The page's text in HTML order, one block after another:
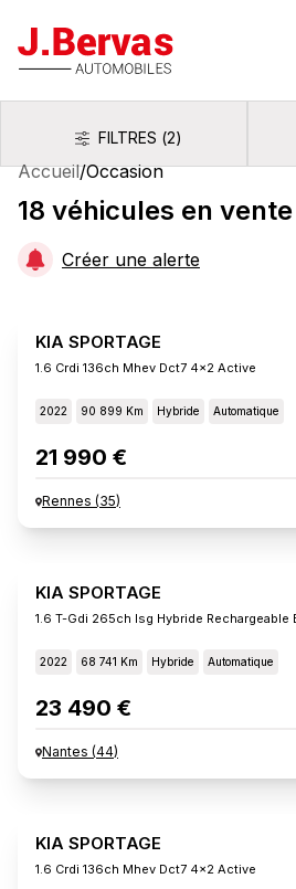
J.Bervas
FiltresFILTRES (2)
Accueil/Occasion
18 véhicules en vente
Créer une alerte
KIA SPORTAGE
1.6 Crdi 136ch Mhev Dct7 4x2 Active
2022 90 899 Km Hybride Automatique
21 990 €
Rennes (35)
KIA SPORTAGE
1.6 T-Gdi 265ch Isg Hybride Rechargeable
2022 68 741 Km Hybride Automatique
23 490 €
Nantes (44)
KIA SPORTAGE
1.6 Crdi 136ch Mhev Dct7 4x2 Active